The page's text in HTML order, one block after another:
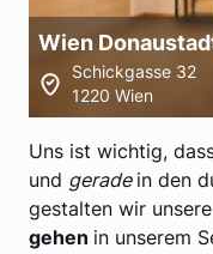
Wien
Schickgasse 32
1220 Wien
Uns ist wichtig,
und gerade in den
gestalten wir
gehen in unserem